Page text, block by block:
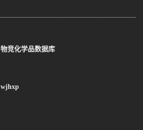
物竞化学品数据库
wjhxp